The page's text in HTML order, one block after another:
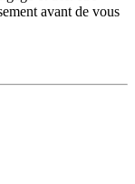
avant de vous